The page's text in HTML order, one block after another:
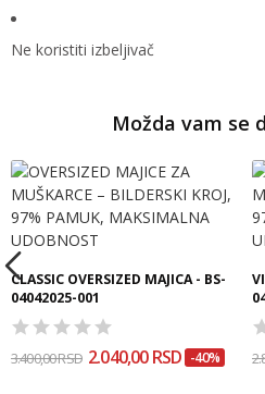
Ne koristiti izbeljivač
Možda vam se
CLASSIC OVERSIZED MAJICA - BS-
04042025-001
3.400,00 RSD 2.040,00 RSD -40%